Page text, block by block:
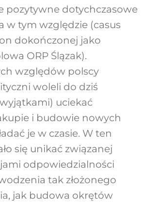
pozytywne dotychczasowe
w tym względzie (casus
dokończonej jako
ORP Ślązak).
względów polscy
woleli do dziś
uciekać
i budowie nowych
je w czasie. W ten
się unikać związanej
odpowiedzialności
tak złożonego
jak budowa okrętów